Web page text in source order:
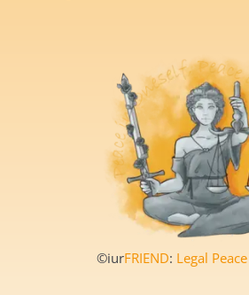
©iurFRIEND: Legal Peace